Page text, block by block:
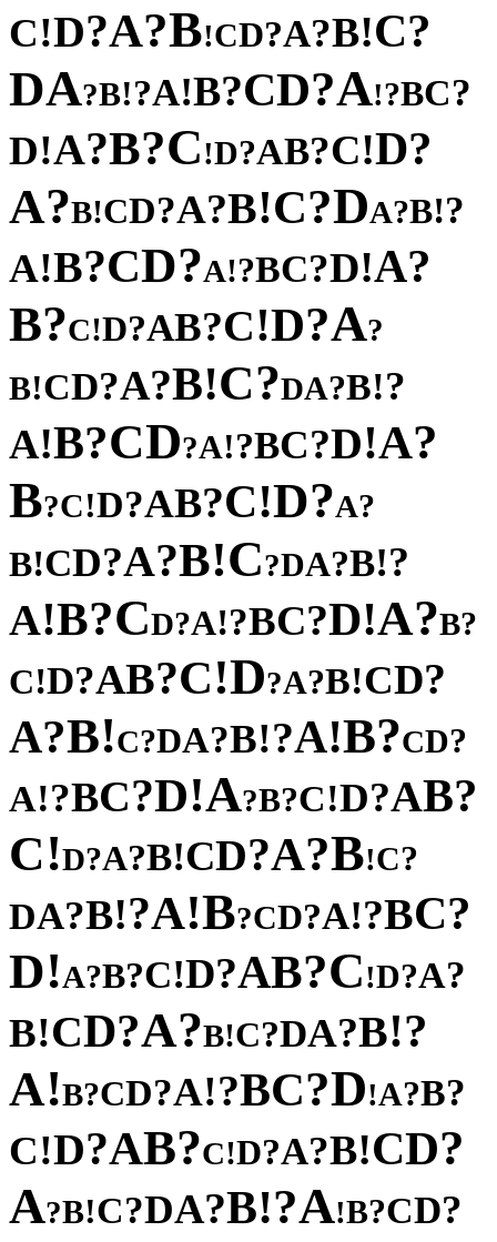
C!D?A?B!CD?A?B!C?
DA?B!?A!B?CD?A!?BC?
D!A?B?C!D?AB?C!D?
A?B!CD?A?B!C?DA?B!?
A!B?CD?A!?BC?D!A?
B?C!D?AB?C!D?A?
B!CD?A?B!C?DA?B!?
A!B?CD?A!?BC?D!A?
B?C!D?AB?C!D?A?
B!CD?A?B!C?DA?B!?
A!B?CD?A!?BC?D!A?B?
C!D?AB?C!D?A?B!CD?
A?B!C?DA?B!?A!B?CD?
A!?BC?D!A?B?C!D?AB?
C!D?A?B!CD?A?B!C?
DA?B!?A!B?CD?A!?BC?
D!A?B?C!D?AB?C!D?A?
B!CD?A?B!C?DA?B!?
A!B?CD?A!?BC?D!A?B?
C!D?AB?C!D?A?B!CD?
A?B!C?DA?B!?A!B?CD?